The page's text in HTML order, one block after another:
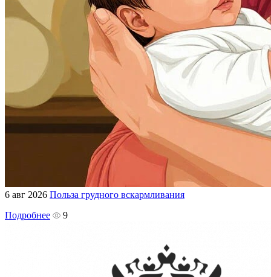
6 авг 2026 Польза грудного вскармливания
Подробнее
9